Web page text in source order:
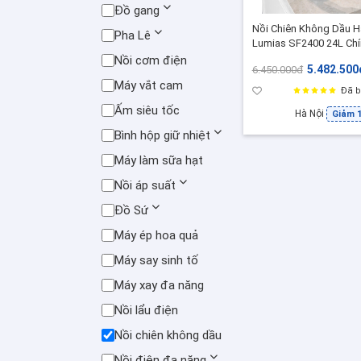
Đồ gang
Pha Lê
Nồi cơm điện
Máy vắt cam
Ấm siêu tốc
Bình hộp giữ nhiệt
Máy làm sữa hạt
Nồi áp suất
Đồ Sứ
Máy ép hoa quả
Máy say sinh tố
Máy xay đa năng
Nồi lẩu điện
Nồi chiên không dầu
Nồi Chiên Không Dầu
Lumias SF2400 24L
Chiên, Inox 304, 128
Cài Sẵn
6.450.000đ
Đã
Hà Nội Giảm